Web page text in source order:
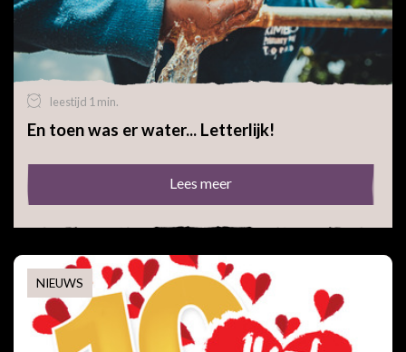
En toen was er water... Letterlijk!
leestijd 1 min.
Lees meer
NIEUWS